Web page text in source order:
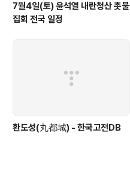
7월4일(토) 윤석열 내란청산 촛불
집회 전국 일정
환도성(丸都城) - 한국고전DB